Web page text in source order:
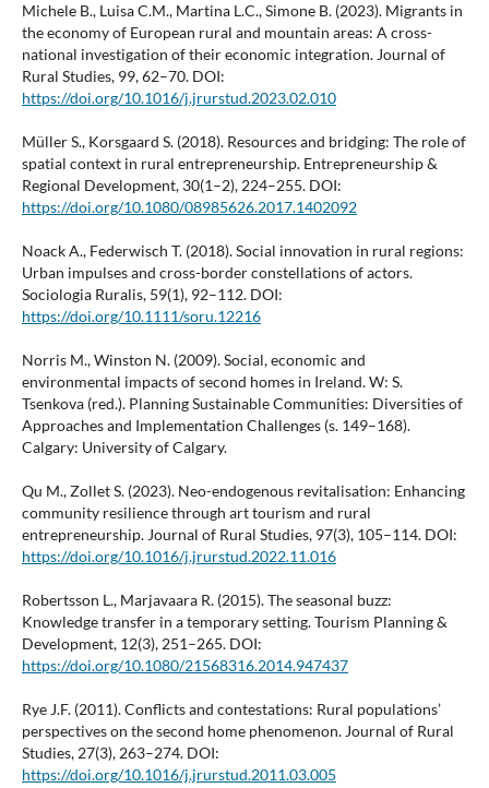
Michele B., Luisa C.M., Martina L.C., Simone B. (2023). Migrants in
the economy of European rural and mountain areas: A cross-
national investigation of their economic integration. Journal of
Rural Studies, 99, 62–70. DOI:
https://doi.org/10.1016/j.jrurstud.2023.02.010
Müller S., Korsgaard S. (2018). Resources and bridging: The role of
spatial context in rural entrepreneurship. Entrepreneurship &
Regional Development, 30(1–2), 224–255. DOI:
https://doi.org/10.1080/08985626.2017.1402092
Noack A., Federwisch T. (2018). Social innovation in rural regions:
Urban impulses and cross-border constellations of actors.
Sociologia Ruralis, 59(1), 92–112. DOI:
https://doi.org/10.1111/soru.12216
Norris M., Winston N. (2009). Social, economic and
environmental impacts of second homes in Ireland. W: S.
Tsenkova (red.). Planning Sustainable Communities: Diversities of
Approaches and Implementation Challenges (s. 149–168).
Calgary: University of Calgary.
Qu M., Zollet S. (2023). Neo-endogenous revitalisation: Enhancing
community resilience through art tourism and rural
entrepreneurship. Journal of Rural Studies, 97(3), 105–114. DOI:
https://doi.org/10.1016/j.jrurstud.2022.11.016
Robertsson L., Marjavaara R. (2015). The seasonal buzz:
Knowledge transfer in a temporary setting. Tourism Planning &
Development, 12(3), 251–265. DOI:
https://doi.org/10.1080/21568316.2014.947437
Rye J.F. (2011). Conflicts and contestations: Rural populations’
perspectives on the second home phenomenon. Journal of Rural
Studies, 27(3), 263–274. DOI:
https://doi.org/10.1016/j.jrurstud.2011.03.005